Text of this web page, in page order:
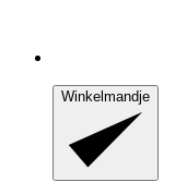
Winkelmandje